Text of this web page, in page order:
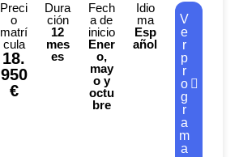
Preci
o
matrí
cula
18.
950
€
Dura
ción
12
mes
es
Fech
a de
inicio
Ener
o,
may
o y
octu
bre
Idio
ma
Esp
añol
V
e
r
p
r
o
g
r
a
m
a